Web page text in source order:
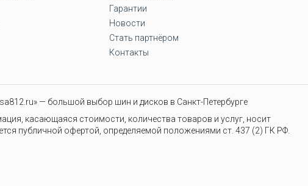
Гарантии
Новости
Стать партнёром
Контакты
— большой выбор шин и дисков в Санкт-Петербурге
касающаяся стоимости, количества товаров и услуг, носит
публичной офертой, определяемой положениями ст. 437 (2) ГК РФ.